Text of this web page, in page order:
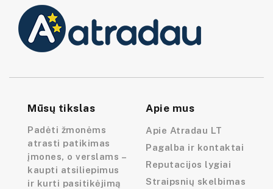
Mūsų tikslas
Padėti žmonėms
atrasti patikimas
įmones, o verslams –
kaupti atsiliepimus
ir kurti pasitikėjimą
Apie mus
Apie Atradau LT
Pagalba ir kontaktai
Reputacijos lygiai
Straipsnių skelbimas